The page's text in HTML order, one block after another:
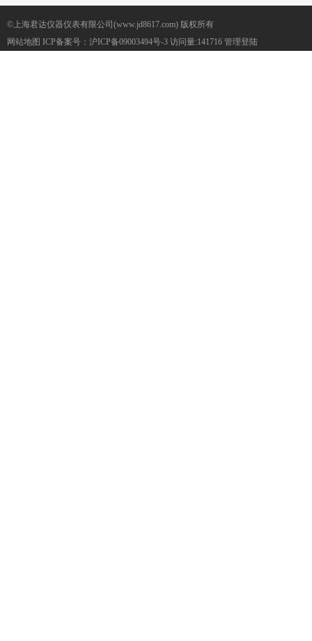
©上海君达仪器仪表有限公司(www.jd8617.com) 版权所有
网站地图 ICP备案号： 沪ICP备09003494号-3 访问量:141716 管理登陆